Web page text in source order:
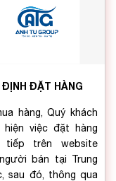
ĐỊNH ĐẶT HÀNG
hàng, Quý khách
hiện việc đặt hàng
tiếp trên website
bán tại Trung
sau đó, thông qua